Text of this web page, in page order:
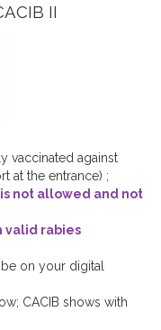
II
vaccinated against
at the entrance) ;
not allowed and not
valid rabies
on your digital
CACIB shows with